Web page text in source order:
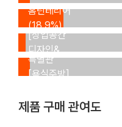
(5.0%)
홈틴테리어
(18.9%)
특별관
[상업공간
디자인&
설비]
특별관
[욕실주방]
제품 구매 관여도